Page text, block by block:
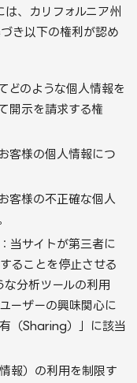
、カリフォルニア州
き以下の権利が認め
どのような個人情報を
開示を請求する権
客様の個人情報につ
客様の不正確な個人
当サイトが第三者に
ることを停止させる
分析ツールの利用
ーザーの興味関心に
（Sharing）」に該当
報）の利用を制限す